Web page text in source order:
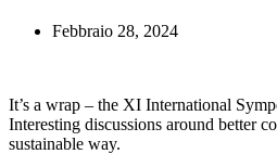
Febbraio 28, 2024
It’s a wrap – the XI International
Interesting discussions around better
sustainable way.